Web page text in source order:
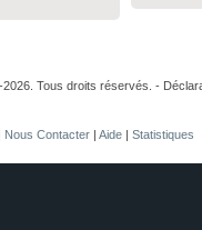
Tous droits réservés. -
Nous Contacter | Aide | Statistiques